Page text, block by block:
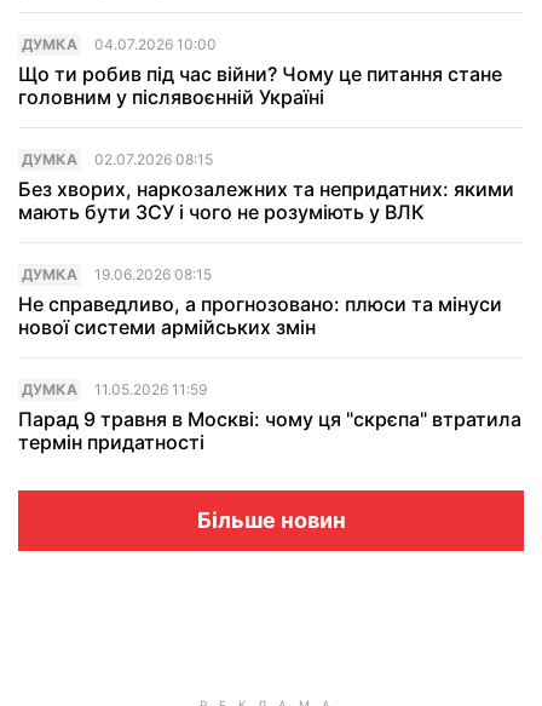
ДУМКА 04.07.2026 10:00
Що ти робив під час війни? Чому це питання стане
головним у післявоєнній Україні
ДУМКА 02.07.2026 08:15
Без хворих, наркозалежних та непридатних: якими
мають бути ЗСУ і чого не розуміють у ВЛК
ДУМКА 19.06.2026 08:15
Не справедливо, а прогнозовано: плюси та мінуси
нової системи армійських змін
ДУМКА 11.05.2026 11:59
Парад 9 травня в Москвi: чому ця "скрєпа" втратила
термін придатності
Більше новин